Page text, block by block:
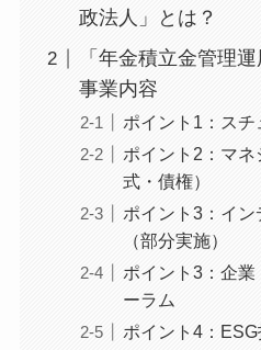
政法人」とは？
「年金積立金管理
事業内容
ポイント1：ス
ポイント2：マ
式・債権）
ポイント3：イ
（部分実施）
ポイント3：企
ーラム
ポイント4：ESG